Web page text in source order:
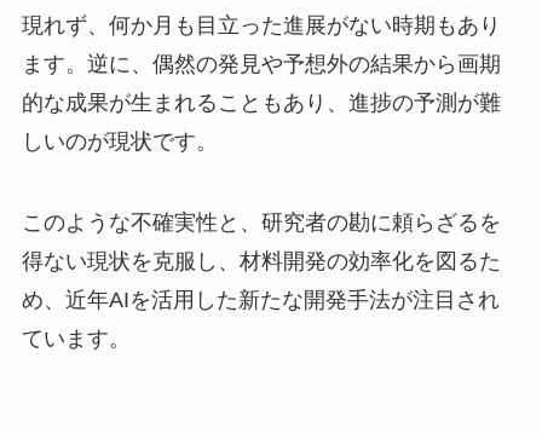
現れず、何か月も目立った進展がない時期もあり
ます。逆に、偶然の発見や予想外の結果から画期
的な成果が生まれることもあり、進捗の予測が難
しいのが現状です。
このような不確実性と、研究者の勘に頼らざるを
得ない現状を克服し、材料開発の効率化を図るた
め、近年AIを活用した新たな開発手法が注目され
ています。